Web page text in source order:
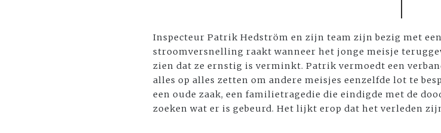
Inspecteur Patrik Hedström en zijn team zijn bezig met
stroomversnelling raakt wanneer het jonge meisje
zien dat ze ernstig is verminkt. Patrik vermoedt een
alles op alles zetten om andere meisjes eenzelfde lot te
een oude zaak, een familietragedie die eindigde met de
zoeken wat er is gebeurd. Het lijkt erop dat het verleden